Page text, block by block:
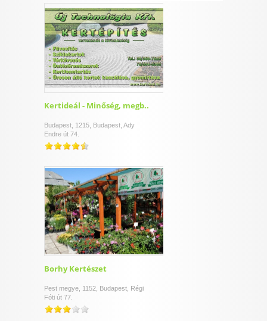
I want to allow Google to enable storage
related to security, including authentication
functionality and fraud prevention, and other
user protection.
CONFIRM
Data Deletion
Kertideál - Minőség, megb..
Budapest, 1215, Budapest, Ady
Endre út 74.
Borhy Kertészet
Pest megye, 1152, Budapest, Régi
Fóti út 77.